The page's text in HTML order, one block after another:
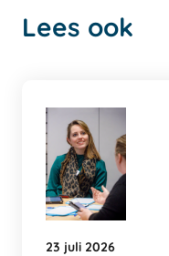
Lees ook
23 juli 2026